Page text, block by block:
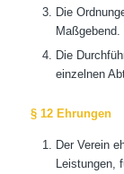
Die
Maßgebend.
Die
einzelnen
§ 12 Ehrungen
Der Verein
Leistungen,